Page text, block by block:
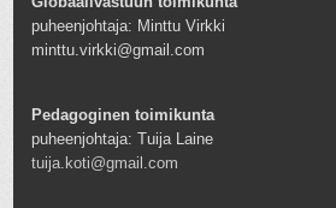
puheenjohtaja: Minttu Virkki
minttu.virkki@gmail.com
Pedagoginen toimikunta
puheenjohtaja: Tuija Laine
tuija.koti@gmail.com